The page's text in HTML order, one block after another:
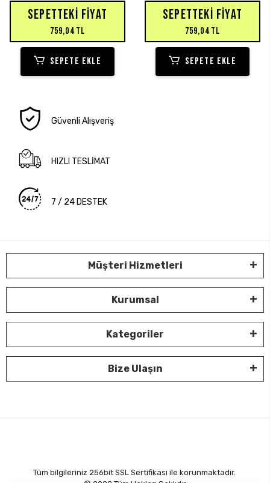
SEPETTEKI FIYAT
759,04 TL
SEPETE EKLE
SEPETTEKI FIYAT
759,04 TL
SEPETE EKLE
Güvenli Alışveriş
HIZLI TESLİMAT
7 / 24 DESTEK
Müşteri Hizmetleri
Kurumsal
Kategoriler
Bize Ulaşın
Tüm bilgileriniz 256bit SSL Sertifikası ile korunmaktadır.